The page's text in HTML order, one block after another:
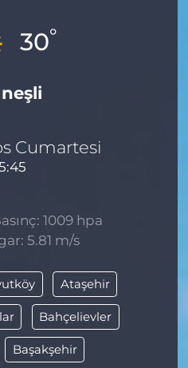
30°
Cumartesi
1009 hpa
5.81 m/s
Ataşehir
Bahçelievler
Başakşehir